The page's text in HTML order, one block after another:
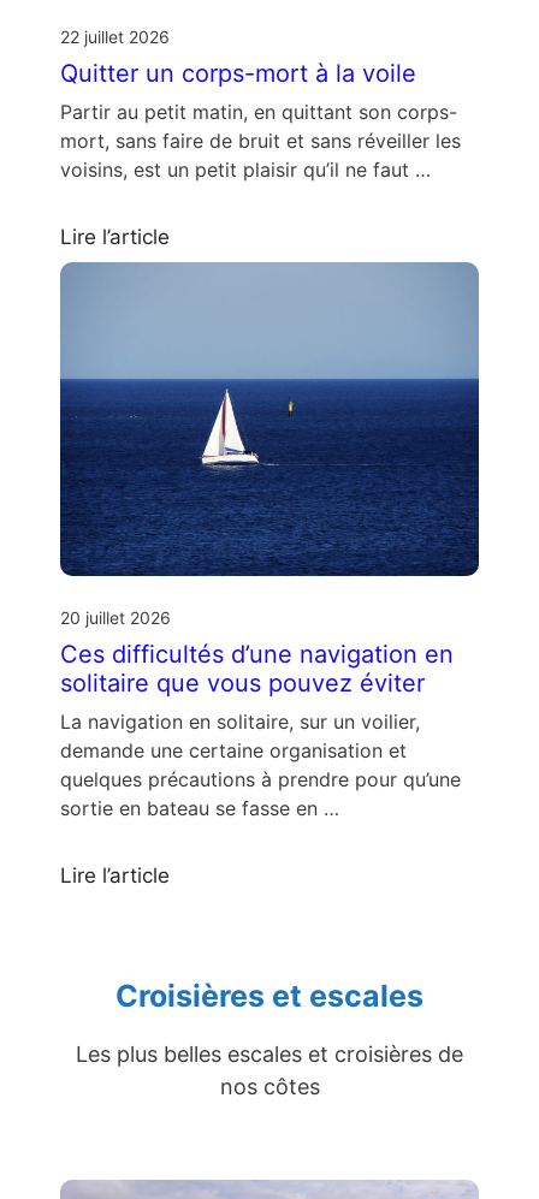
22 juillet 2026
Quitter un corps-mort à la voile
Partir au petit matin, en quittant son corps-
mort, sans faire de bruit et sans réveiller les
voisins, est un petit plaisir qu’il ne faut …
Lire l’article
20 juillet 2026
Ces difficultés d’une navigation en
solitaire que vous pouvez éviter
La navigation en solitaire, sur un voilier,
demande une certaine organisation et
quelques précautions à prendre pour qu’une
sortie en bateau se fasse en …
Lire l’article
Croisières et escales
Les plus belles escales et croisières de
nos côtes